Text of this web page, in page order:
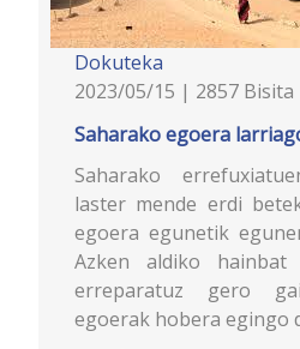
Dokuteka
2023/05/15 | 2857 Bisita
Saharako egoera
Saharako
laster mende erdi
egoera egunetik
Azken aldiko hainbat
erreparatuz gero
egoerak hobera egingo